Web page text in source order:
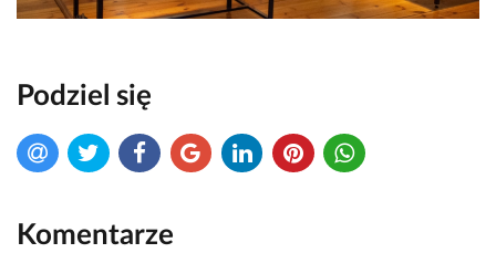
Podziel się
Komentarze